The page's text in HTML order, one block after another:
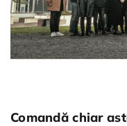
Comandă chiar